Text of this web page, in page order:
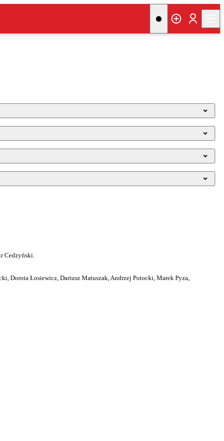
Cedzyński.
Dorota Łosiewicz, Dariusz Matuszak, Andrzej Potocki, Marek Pyza,